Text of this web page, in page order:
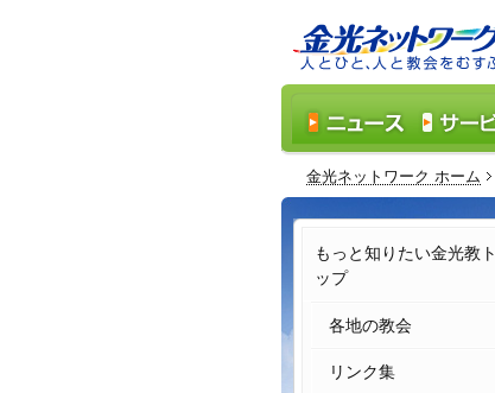
金光ネットワーク ホーム
もっと知りたい金光教ト
ップ
各地の教会
リンク集